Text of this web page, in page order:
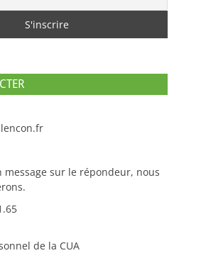
message sur le répondeur, nous
de la CUA